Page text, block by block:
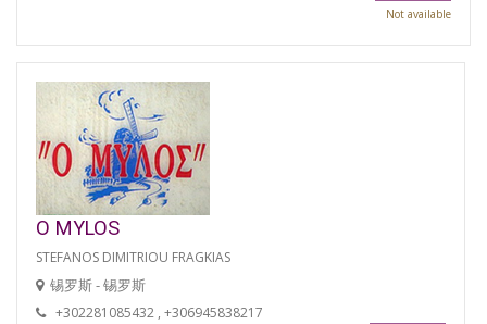
Not available
O MYLOS
STEFANOS DIMITRIOU FRAGKIAS
锡罗斯 - 锡罗斯
+302281085432 , +306945838217